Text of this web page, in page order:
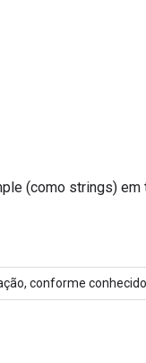
(como strings)
conforme